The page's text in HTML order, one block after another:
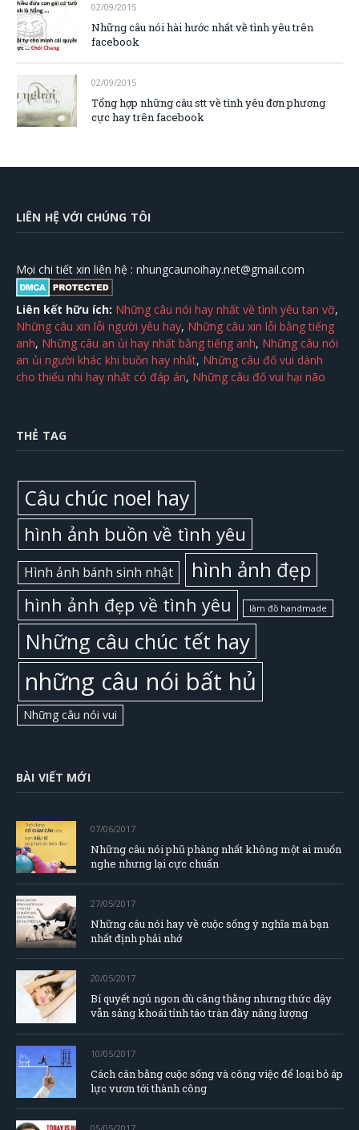
02/09/2015
Những câu nói hài hước nhất về tình yêu trên
facebook
02/09/2015
Tổng hợp những câu stt về tình yêu đơn phương
cực hay trên facebook
LIÊN HỆ VỚI CHÚNG TÔI
Mọi chi tiết xin liên hệ : nhungcaunoihay.net@gmail.com
Liên kết hữu ích: Những câu nói hay nhất về tình yêu tan vỡ,
Những câu xin lỗi người yêu hay, Những câu xin lỗi bằng tiếng
anh, Những câu an ủi hay nhất bằng tiếng anh, Những câu nói
an ủi người khác khi buồn hay nhất, Những câu đố vui dành
cho thiếu nhi hay nhất có đáp án, Những câu đố vui hại não
THẺ TAG
Câu chúc noel hay
hình ảnh buồn về tình yêu
Hình ảnh bánh sinh nhật hình ảnh đẹp
hình ảnh đẹp về tình yêu làm đồ handmade
Những câu chúc tết hay
những câu nói bất hủ
Những câu nói vui
BÀI VIẾT MỚI
07/06/2017
Những câu nói phũ phàng nhất không một ai muốn
nghe nhưng lại cực chuẩn
27/05/2017
Những câu nói hay về cuộc sống ý nghĩa mà bạn
nhất định phải nhớ
20/05/2017
Bí quyết ngủ ngon dù căng thằng nhưng thức dậy
vẫn sảng khoái tỉnh táo tràn đầy năng lượng
10/05/2017
Cách cân bằng cuộc sống và công việc để loại bỏ áp
lực vươn tới thành công